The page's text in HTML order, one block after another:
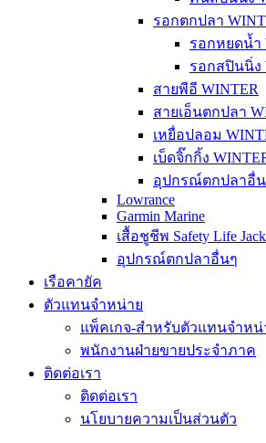
รอกตกปลา
รอกหยดน้ำ
รอกสปินนิ่ง
สายพีอี WINTER
สายเอ็นตกปลา
เหยื่อปลอม
เบ็ดจิ๊กกิ้ง
อุปกรณ์ตกปลาอื่น
Lowrance
Garmin Marine
เสื้อชูชีพ Safety Life
อุปกรณ์ตกปลาอื่นๆ
เรือคายัค
ตัวแทนจำหน่าย
แพ็คเกจ-สำหรับตัวแทนจำหน่
พนักงานฝ่ายขายประจำภาค
ติดต่อเรา
ติดต่อเรา
นโยบายความเป็นส่วนตัว